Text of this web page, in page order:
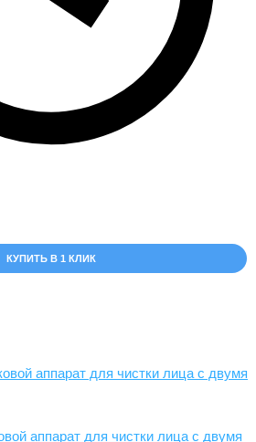
КУПИТЬ В 1 КЛИК
аппарат для чистки лица с двумя